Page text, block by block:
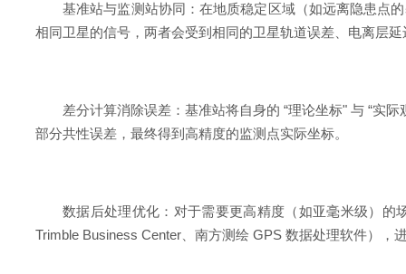
基准站与监测站协同：在地质稳定区域（如远离隐患点
相同卫星的信号，两者会受到相同的卫星轨道误差、电离层
差分计算消除误差：基准站将自身的 “理论坐标" 与 “实
部分共性误差，最终得到高精度的监测点实际坐标。
数据后处理优化：对于需要更高精度（如亚毫米级）
Trimble Business Center、南方测绘 GPS 数据处理软件），